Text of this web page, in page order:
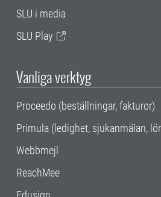
SLU i media
SLU Play
Vanliga verktyg
Proceedo (beställningar, fakturor)
Primula (ledighet, sjukanmälan,
Webbmejl
ReachMee